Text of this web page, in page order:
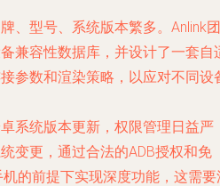
、型号、系统版本繁多。Anlink团
兼容性数据库，并设计了一套自
参数和渲染策略，以应对不同设
卓系统版本更新，权限管理日益严
变更，通过合法的ADB授权和免
的前提下实现深度功能，这需要